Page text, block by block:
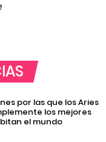
por las que los Aries
los mejores
el mundo